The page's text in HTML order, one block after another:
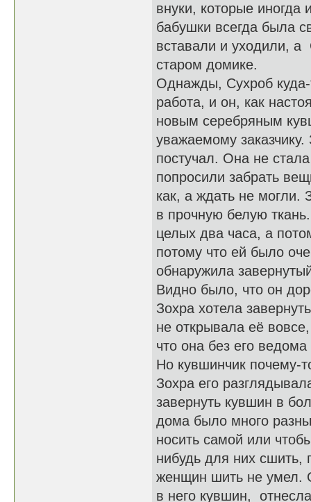
внуки, которые иногда
бабушки всегда была
вставали и уходили, а
старом домике.
Однажды, Сухроб
работа, и он, как
новым серебряным
уважаемому
постучал. Она не
попросили забрать
как, а ждать не могли.
в прочную белую
целых два часа, а
потому что ей было
обнаружила
Видно было, что он
Зохра хотела
не открывала её
что она без его
Но кувшинчик почему-
Зохра его
завернуть кувшин в
дома было много
носить самой или
нибудь для них сшить,
женщин шить не умел.
в него кувшин,